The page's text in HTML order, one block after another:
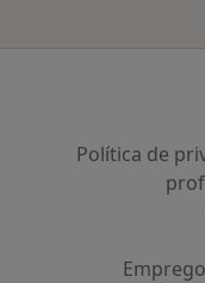
Política de